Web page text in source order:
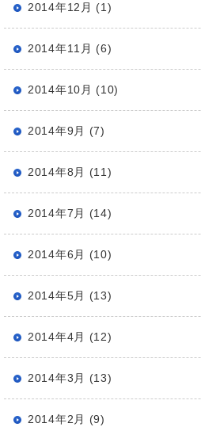
2014年12月 (1)
2014年11月 (6)
2014年10月 (10)
2014年9月 (7)
2014年8月 (11)
2014年7月 (14)
2014年6月 (10)
2014年5月 (13)
2014年4月 (12)
2014年3月 (13)
2014年2月 (9)